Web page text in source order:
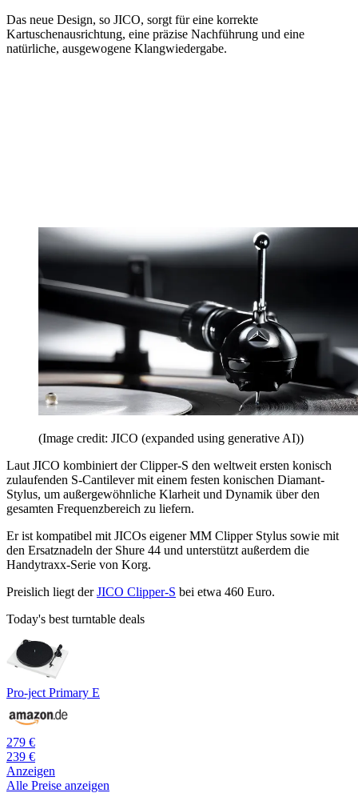
Das neue Design, so JICO, sorgt für eine korrekte
Kartuschenausrichtung, eine präzise Nachführung und eine
natürliche, ausgewogene Klangwiedergabe.
(Image credit: JICO (expanded using generative AI))
Laut JICO kombiniert der Clipper-S den weltweit ersten konisch
zulaufenden S-Cantilever mit einem festen konischen Diamant-
Stylus, um außergewöhnliche Klarheit und Dynamik über den
gesamten Frequenzbereich zu liefern.
Er ist kompatibel mit JICOs eigener MM Clipper Stylus sowie mit
den Ersatznadeln der Shure 44 und unterstützt außerdem die
Handytraxx-Serie von Korg.
Preislich liegt derJICO Clipper-S bei etwa 460 Euro.
Today's best turntable deals
Pro-ject Primary E
279 €
239 €
Anzeigen
Alle Preise anzeigen